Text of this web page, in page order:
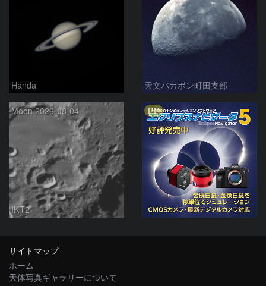
Handa 天文バカボン町田支部
Moon 2026-08-04
IKT2
PR
サイトマップ
ホーム
天体写真ギャラリーについて